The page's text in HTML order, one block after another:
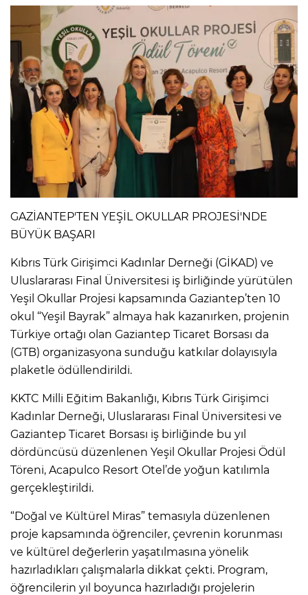
GAZİANTEP'TEN YEŞİL OKULLAR PROJESİ'NDE
BÜYÜK BAŞARI
Kıbrıs Türk Girişimci Kadınlar Derneği (GİKAD) ve
Uluslararası Final Üniversitesi iş birliğinde yürütülen
Yeşil Okullar Projesi kapsamında Gaziantep’ten 10
okul “Yeşil Bayrak” almaya hak kazanırken, projenin
Türkiye ortağı olan Gaziantep Ticaret Borsası da
(GTB) organizasyona sunduğu katkılar dolayısıyla
plaketle ödüllendirildi.
KKTC Milli Eğitim Bakanlığı, Kıbrıs Türk Girişimci
Kadınlar Derneği, Uluslararası Final Üniversitesi ve
Gaziantep Ticaret Borsası iş birliğinde bu yıl
dördüncüsü düzenlenen Yeşil Okullar Projesi Ödül
Töreni, Acapulco Resort Otel’de yoğun katılımla
gerçekleştirildi.
“Doğal ve Kültürel Miras” temasıyla düzenlenen
proje kapsamında öğrenciler, çevrenin korunması
ve kültürel değerlerin yaşatılmasına yönelik
hazırladıkları çalışmalarla dikkat çekti. Program,
öğrencilerin yıl boyunca hazırladığı projelerin